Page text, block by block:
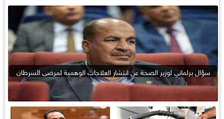
سؤال برلماني لوزير الصحة عن انتشار العلاجات الوهمية لمرضى السرطان